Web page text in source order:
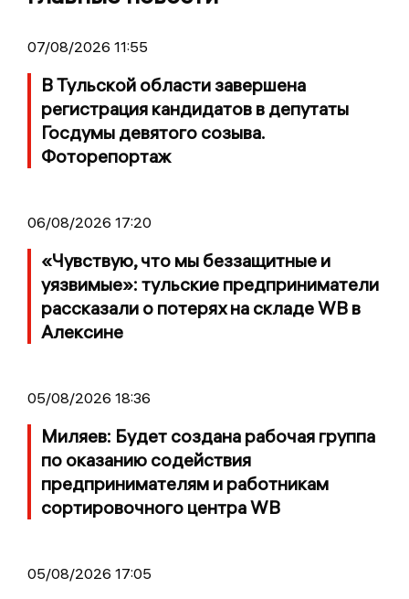
07/08/2026 11:55
В Тульской области завершена
регистрация кандидатов в депутаты
Госдумы девятого созыва.
Фоторепортаж
06/08/2026 17:20
«Чувствую, что мы беззащитные и
уязвимые»: тульские предприниматели
рассказали о потерях на складе WB в
Алексине
05/08/2026 18:36
Миляев: Будет создана рабочая группа
по оказанию содействия
предпринимателям и работникам
сортировочного центра WB
05/08/2026 17:05